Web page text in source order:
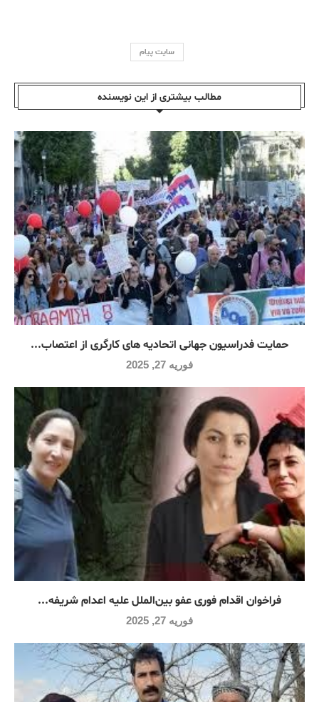
سایت پیام
مطالب بیشتری از این نویسندە
حمایت فدراسیون جهانی اتحادیه های کارگری از اعتصاب...
فوریه 27, 2025
فراخوان اقدام فوری عفو بین‌الملل علیه اعدام شریفه...
فوریه 27, 2025